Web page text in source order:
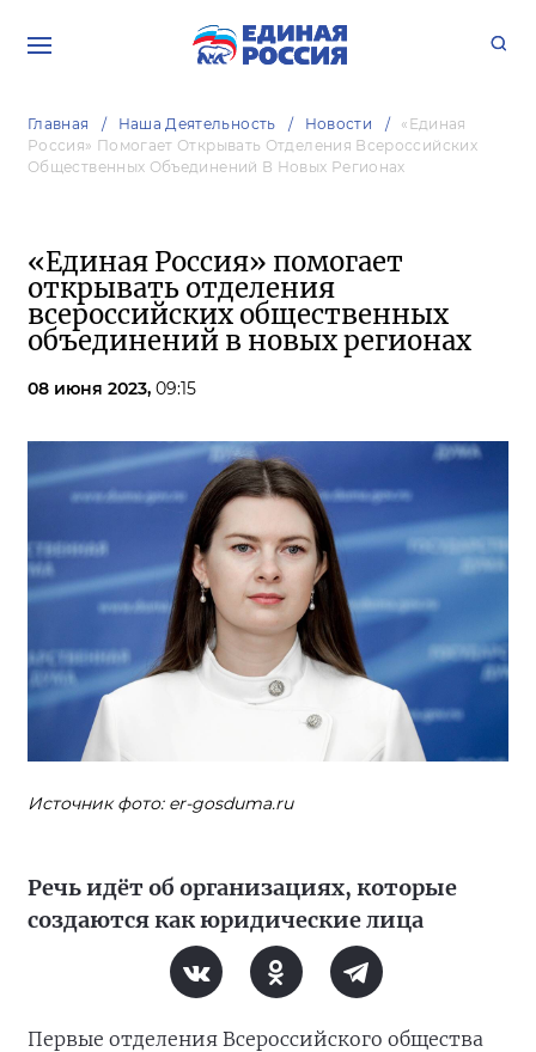
Главная Наша Деятельность Новости
«Единая
Россия» Помогает Открывать Отделения Всероссийских
Общественных Объединений В Новых Регионах
«Единая Россия» помогает
открывать отделения
всероссийских общественных
объединений в новых регионах
08 июня 2023, 09:15
Источник фото: er-gosduma.ru
Речь идёт об организациях, которые
создаются как юридические лица
Первые отделения Всероссийского общества